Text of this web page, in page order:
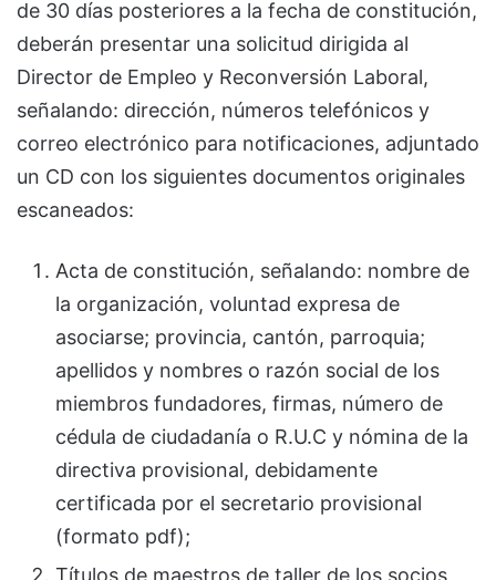
de 30 días posteriores a la fecha de constitución,
deberán presentar una solicitud dirigida al
Director de Empleo y Reconversión Laboral,
señalando: dirección, números telefónicos y
correo electrónico para notificaciones, adjuntado
un CD con los siguientes documentos originales
escaneados:
Acta de constitución, señalando: nombre de
la organización, voluntad expresa de
asociarse; provincia, cantón, parroquia;
apellidos y nombres o razón social de los
miembros fundadores, firmas, número de
cédula de ciudadanía o R.U.C y nómina de la
directiva provisional, debidamente
certificada por el secretario provisional
(formato pdf);
Títulos de maestros de taller de los socios